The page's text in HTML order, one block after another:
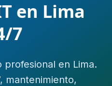
en Lima
7
en Lima.
mantenimiento,